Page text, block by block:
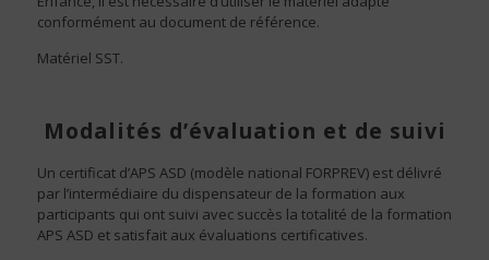
conformément au document de référence.
Matériel SST.
Modalités d’évaluation et de suivi
Un certificat d’APS ASD (modèle national FORPREV) est délivré
par l’intermédiaire du dispensateur de la formation aux
participants qui ont suivi avec succès la totalité de la formation
APS ASD et satisfait aux évaluations certificatives.